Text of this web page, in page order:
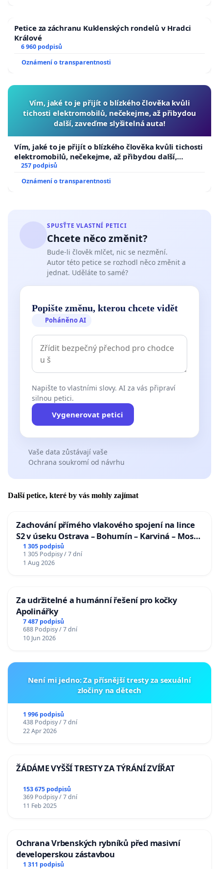
Petice za záchranu Kuklenských rondelů v Hradci
Králové
6 960 podpisů
Oznámení o transparentnosti
Vím, jaké to je přijít o blízkého člověka kvůli
tichosti elektromobilů, nečekejme, až přibydou
další, zaveďme slyšitelná auta!
Vím, jaké to je přijít o blízkého člověka kvůli tichosti
elektromobilů, nečekejme, až přibydou další,
zaveďme slyšitelná auta!
257 podpisů
Oznámení o transparentnosti
SPUSŤTE VLASTNÍ PETICI
Chcete něco změnit?
Bude-li člověk mlčet, nic se nezmění.
Autor této petice se rozhodl něco změnit a
jednat. Uděláte to samé?
Popište změnu, kterou chcete vidět
Poháněno AI
Napište to vlastními slovy. AI za vás připraví
silnou petici.
Vygenerovat petici
Vaše data zůstávají vaše
Ochrana soukromí od návrhu
Další petice, které by vás mohly zajímat
Zachování přímého vlakového spojení na lince
S2 v úseku Ostrava – Bohumín – Karviná – Mosty
u Jablunkova
1 305 podpisů
1 305 Podpisy / 7 dní
1 Aug 2026
Za udržitelné a humánní řešení pro kočky
Apolinářky
7 487 podpisů
688 Podpisy / 7 dní
10 Jun 2026
Není mi jedno: Za přísnější tresty za sexuální
zločiny na dětech
1 996 podpisů
438 Podpisy / 7 dní
22 Apr 2026
ŽÁDÁME VYŠŠÍ TRESTY ZA TÝRÁNÍ ZVÍŘAT
153 675 podpisů
369 Podpisy / 7 dní
11 Feb 2025
Ochrana Vrbenských rybníků před masivní
developerskou zástavbou
1 311 podpisů